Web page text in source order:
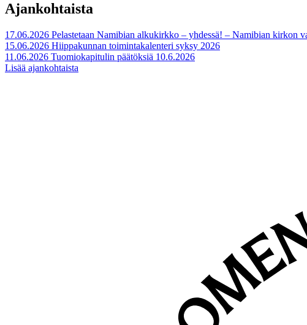
Ajankohtaista
17.06.2026 Pelastetaan Namibian alkukirkko – yhdessä! – Namibian kirkon
15.06.2026 Hiippakunnan toimintakalenteri syksy 2026
11.06.2026 Tuomiokapitulin päätöksiä 10.6.2026
Lisää ajankohtaista